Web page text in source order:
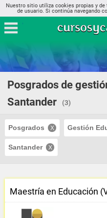
Nuestro sitio utiliza cookies propias y
de usuario. Si continúa navegando
Posgrados de
Santander
(3)
Posgrados Gestión
Santander
Maestría en Educación